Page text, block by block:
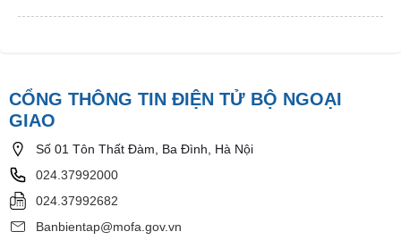
CỔNG THÔNG TIN ĐIỆN TỬ BỘ NGOẠI
GIAO
Số 01 Tôn Thất Đàm, Ba Đình, Hà Nội
024.37992000
024.37992682
Banbientap@mofa.gov.vn